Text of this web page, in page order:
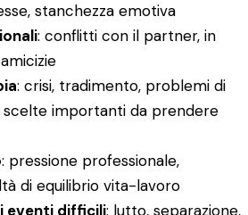
stanchezza emotiva
: conflitti con il partner, in
: crisi, tradimento, problemi di
scelte importanti da prendere
: pressione professionale,
di equilibrio vita-lavoro
eventi difficili: lutto, separazione,